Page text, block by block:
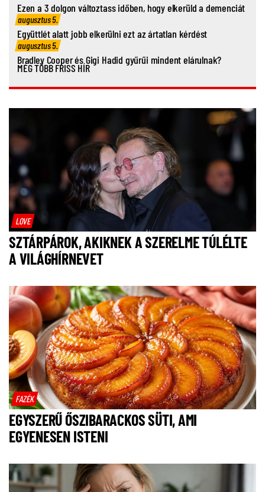
Ezen a 3 dolgon változtass időben, hogy elkerüld a demenciát
augusztus 5.
Együttlét alatt jobb elkerülni ezt az ártatlan kérdést
augusztus 5.
Bradley Cooper és Gigi Hadid gyűrűi mindent elárulnak?
MÉG TÖBB FRISS HÍR
LOVE
SZTÁRPÁROK, AKIKNEK A SZERELME TÚLÉLTE
A VILÁGHÍRNEVET
FAZÉK
EGYSZERŰ ŐSZIBARACKOS SÜTI, AMI
EGYENESEN ISTENI